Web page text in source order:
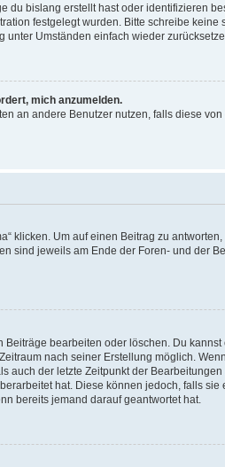
bislang erstellt hast oder identifizieren
festgelegt wurden. Bitte schreibe
Umständen einfach wieder
mich anzumelden.
an andere Benutzer nutzen, falls diese
klicken. Um auf einen Beitrag zu
jeweils am Ende der Foren- und der
bearbeiten oder löschen. Du
nach seiner Erstellung möglich.
auch der letzte Zeitpunkt der
hat. Diese können jedoch, falls
bereits jemand darauf geantwortet hat.